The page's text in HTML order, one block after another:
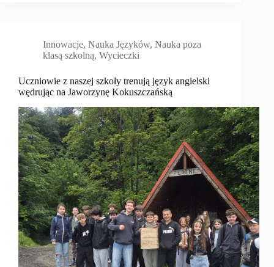
Innowacje, Nauka Języków, Nauka poza
klasą szkolną, Wycieczki
Uczniowie z naszej szkoły trenują język angielski
wędrując na Jaworzynę Kokuszczańską